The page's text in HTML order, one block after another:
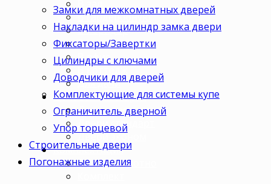
В гардеробную
В коридор
В кладовку
В офис
В коттедж
Для дачи
Ценовая категория
Двери премиум
Двери стандарт
Двери эконом
Комплектация
Только полотно
Замки для межкомнатных дверей
Накладки на цилиндр замка двери
Фиксаторы/Завертки
Цилиндры с ключами
Доводчики для дверей
Комплектующие для системы купе
Ограничитель дверной
Упор торцевой
Строительные двери
Погонажные изделия